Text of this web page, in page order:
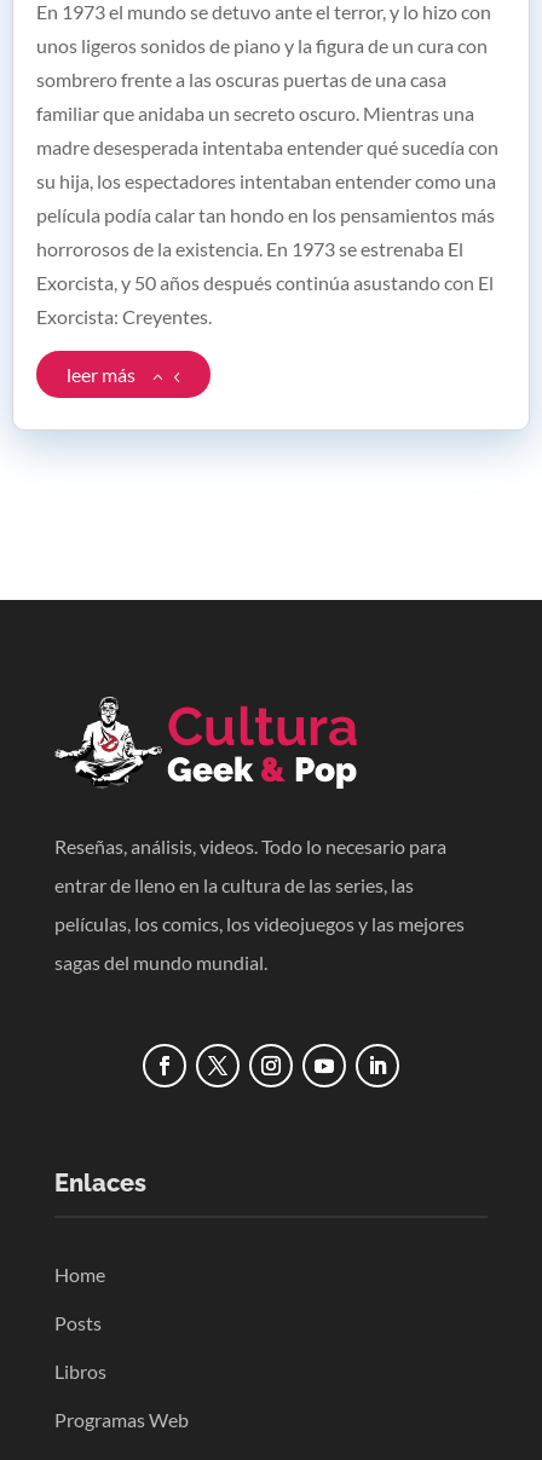
En 1973 el mundo se detuvo ante el terror, y lo hizo con
unos ligeros sonidos de piano y la figura de un cura con
sombrero frente a las oscuras puertas de una casa
familiar que anidaba un secreto oscuro. Mientras una
madre desesperada intentaba entender qué sucedía con
su hija, los espectadores intentaban entender como una
película podía calar tan hondo en los pensamientos más
horrorosos de la existencia. En 1973 se estrenaba El
Exorcista, y 50 años después continúa asustando con El
Exorcista: Creyentes.
leer más
Reseñas, análisis, videos. Todo lo necesario para
entrar de lleno en la cultura de las series, las
películas, los comics, los videojuegos y las mejores
sagas del mundo mundial.
Enlaces
Home
Posts
Libros
Programas Web